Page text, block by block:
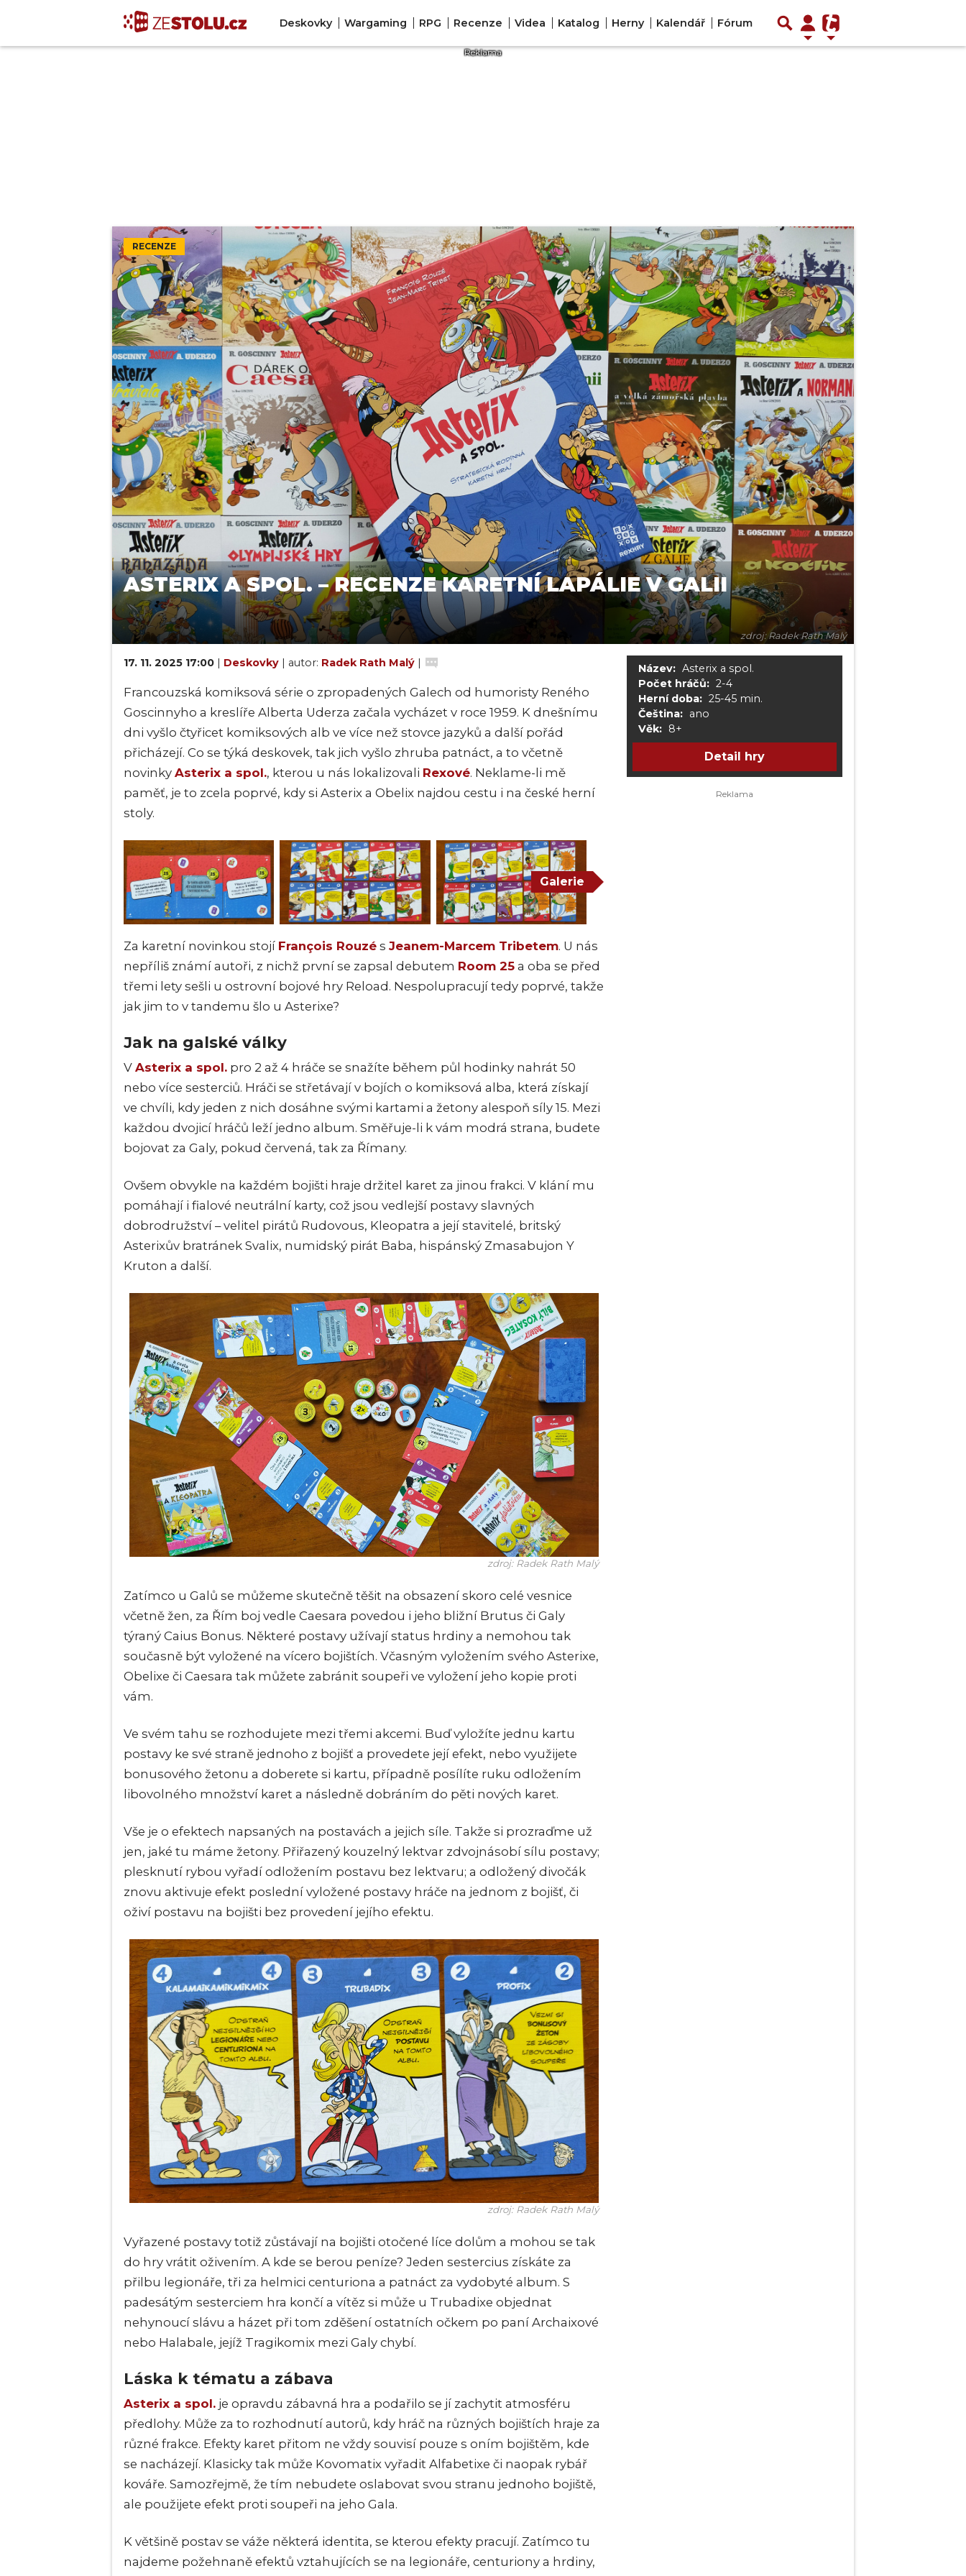
Deskovky Wargaming RPG Recenze Videa Katalog Herny Kalendář Fórum
RECENZE
zdroj: Radek Rath Malý
ASTERIX A SPOL. – RECENZE KARETNÍ LAPÁLIE V GALII
17. 11. 2025 17:00 | Deskovky | autor: Radek Rath Malý |
Francouzská komiksová série o zpropadených Galech od humoristy Reného
Goscinnyho a kreslíře Alberta Uderza začala vycházet v roce 1959. K dnešnímu
dni vyšlo čtyřicet komiksových alb ve více než stovce jazyků a další pořád
přicházejí. Co se týká deskovek, tak jich vyšlo zhruba patnáct, a to včetně
novinky Asterix a spol., kterou u nás lokalizovali Rexové. Neklame-li mě
paměť, je to zcela poprvé, kdy si Asterix a Obelix najdou cestu i na české herní
stoly.
Galerie
Za karetní novinkou stojí François Rouzé s Jeanem-Marcem Tribetem. U nás
nepříliš známí autoři, z nichž první se zapsal debutem Room 25 a oba se před
třemi lety sešli u ostrovní bojové hry Reload. Nespolupracují tedy poprvé, takže
jak jim to v tandemu šlo u Asterixe?
Jak na galské války
V Asterix a spol. pro 2 až 4 hráče se snažíte během půl hodinky nahrát 50
nebo více sesterciů. Hráči se střetávají v bojích o komiksová alba, která získají
ve chvíli, kdy jeden z nich dosáhne svými kartami a žetony alespoň síly 15. Mezi
každou dvojicí hráčů leží jedno album. Směřuje-li k vám modrá strana, budete
bojovat za Galy, pokud červená, tak za Římany.
Ovšem obvykle na každém bojišti hraje držitel karet za jinou frakci. V klání mu
pomáhají i fialové neutrální karty, což jsou vedlejší postavy slavných
dobrodružství – velitel pirátů Rudovous, Kleopatra a její stavitelé, britský
Asterixův bratránek Svalix, numidský pirát Baba, hispánský Zmasabujon Y
Kruton a další.
zdroj: Radek Rath Malý
Zatímco u Galů se můžeme skutečně těšit na obsazení skoro celé vesnice
včetně žen, za Řím boj vedle Caesara povedou i jeho bližní Brutus či Galy
týraný Caius Bonus. Některé postavy užívají status hrdiny a nemohou tak
současně být vyložené na vícero bojištích. Včasným vyložením svého Asterixe,
Obelixe či Caesara tak můžete zabránit soupeři ve vyložení jeho kopie proti
vám.
Ve svém tahu se rozhodujete mezi třemi akcemi. Buď vyložíte jednu kartu
postavy ke své straně jednoho z bojišť a provedete její efekt, nebo využijete
bonusového žetonu a doberete si kartu, případně posílíte ruku odložením
libovolného množství karet a následně dobráním do pěti nových karet.
Vše je o efektech napsaných na postavách a jejich síle. Takže si prozraďme už
jen, jaké tu máme žetony. Přiřazený kouzelný lektvar zdvojnásobí sílu postavy;
plesknutí rybou vyřadí odložením postavu bez lektvaru; a odložený divočák
znovu aktivuje efekt poslední vyložené postavy hráče na jednom z bojišť, či
oživí postavu na bojišti bez provedení jejího efektu.
zdroj: Radek Rath Malý
Vyřazené postavy totiž zůstávají na bojišti otočené líce dolům a mohou se tak
do hry vrátit oživením. A kde se berou peníze? Jeden sestercius získáte za
přilbu legionáře, tři za helmici centuriona a patnáct za vydobyté album. S
padesátým sesterciem hra končí a vítěz si může u Trubadixe objednat
nehynoucí slávu a házet při tom zděšení ostatních očkem po paní Archaixové
nebo Halabale, jejíž Tragikomix mezi Galy chybí.
Láska k tématu a zábava
Asterix a spol. je opravdu zábavná hra a podařilo se jí zachytit atmosféru
předlohy. Může za to rozhodnutí autorů, kdy hráč na různých bojištích hraje za
různé frakce. Efekty karet přitom ne vždy souvisí pouze s oním bojištěm, kde
se nacházejí. Klasicky tak může Kovomatix vyřadit Alfabetixe či naopak rybář
kováře. Samozřejmě, že tím nebudete oslabovat svou stranu jednoho bojiště,
ale použijete efekt proti soupeři na jeho Gala.
K většině postav se váže některá identita, se kterou efekty pracují. Zatímco tu
najdeme požehnaně efektů vztahujících se na legionáře, centuriony a hrdiny,
Název: Asterix a spol.
Počet hráčů: 2-4
Herní doba: 25-45 min.
Čeština: ano
Věk: 8+
Detail hry